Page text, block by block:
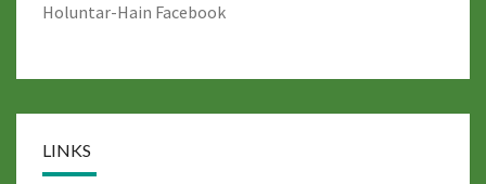
Holuntar-Hain Facebook
LINKS